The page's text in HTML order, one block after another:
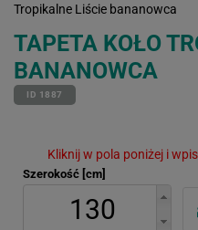
Tropikalne Liście bananowca
TAPETA KOŁO
BANANOWCA
ID 1887
Kliknij w pola poniżej i
Szerokość [cm]